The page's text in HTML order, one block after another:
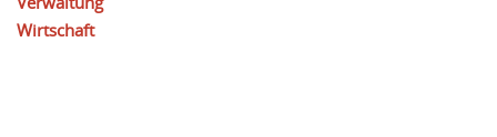
Wirtschaft